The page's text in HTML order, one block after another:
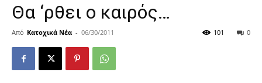
Θα ‘ρθει ο καιρός…
Από Κατοχικά Νέα - 06/30/2011 0
101